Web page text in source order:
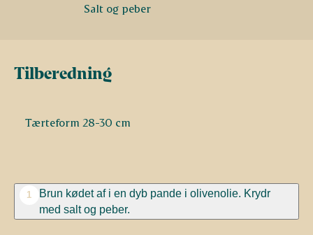
Salt og peber
Tilberedning
Tærteform 28-30 cm
1
Brun kødet af i en dyb pande i olivenolie. Krydr
med salt og peber.